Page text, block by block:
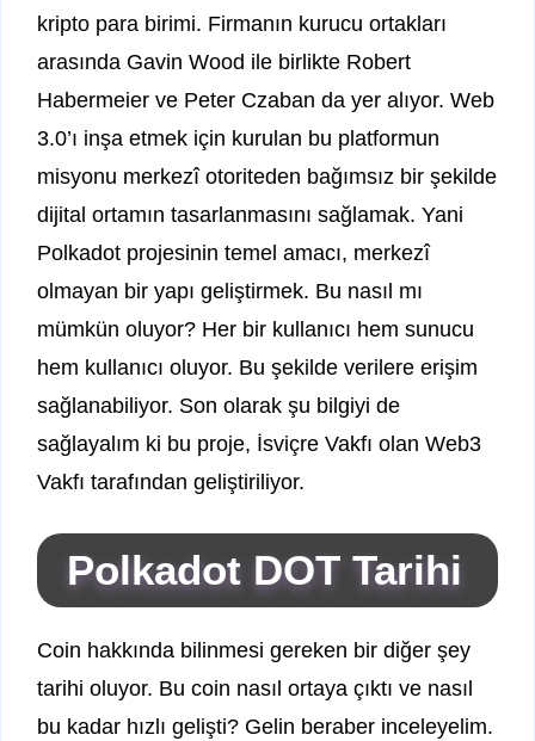
kripto para birimi. Firmanın kurucu ortakları
arasında Gavin Wood ile birlikte Robert
Habermeier ve Peter Czaban da yer alıyor. Web
3.0’ı inşa etmek için kurulan bu platformun
misyonu merkezî otoriteden bağımsız bir şekilde
dijital ortamın tasarlanmasını sağlamak. Yani
Polkadot projesinin temel amacı, merkezî
olmayan bir yapı geliştirmek. Bu nasıl mı
mümkün oluyor? Her bir kullanıcı hem sunucu
hem kullanıcı oluyor. Bu şekilde verilere erişim
sağlanabiliyor. Son olarak şu bilgiyi de
sağlayalım ki bu proje, İsviçre Vakfı olan Web3
Vakfı tarafından geliştiriliyor.
Polkadot DOT Tarihi
Coin hakkında bilinmesi gereken bir diğer şey
tarihi oluyor. Bu coin nasıl ortaya çıktı ve nasıl
bu kadar hızlı gelişti? Gelin beraber inceleyelim.